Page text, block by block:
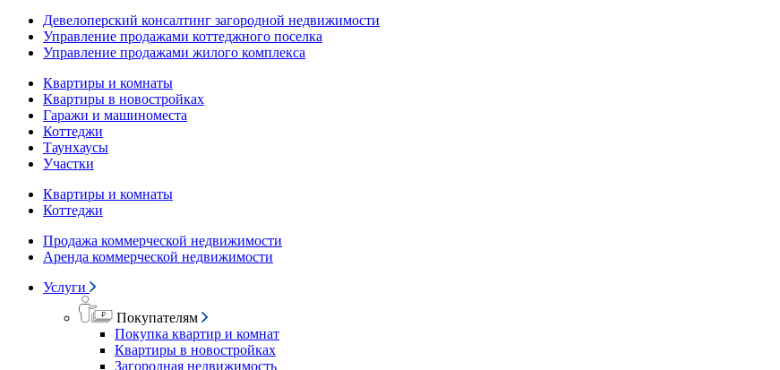
Девелоперский консалтинг загородной недвижимости
Управление продажами коттеджного поселка
Управление продажами жилого комплекса
Квартиры и комнаты
Квартиры в новостройках
Гаражи и машиноместа
Коттеджи
Таунхаусы
Участки
Квартиры и комнаты
Коттеджи
Продажа коммерческой недвижимости
Аренда коммерческой недвижимости
Услуги
Покупателям
Покупка квартир и комнат
Квартиры в новостройках
Загородная недвижимость